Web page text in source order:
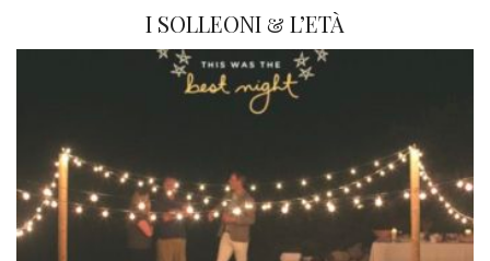
I SOLLEONI & L’ETÀ